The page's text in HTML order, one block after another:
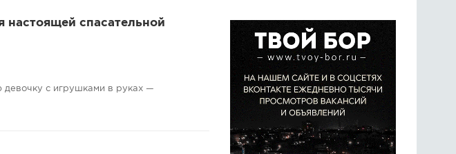
настоящей спасательной
девочку с игрушками в руках —